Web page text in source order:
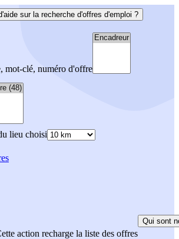
sur la recherche d'offres d'emploi ?
mot-clé, numéro d'offre
lieu choisi
action recharge la liste des offres
Qui sont